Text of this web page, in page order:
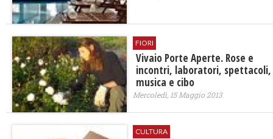
FIORI
Vivaio Porte Aperte. Rose e
incontri, laboratori, spettacoli,
musica e cibo
Mercoledì, 15 Maggio 2013
CULTURA